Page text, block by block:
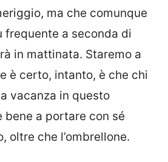
ma che comunque
frequente a seconda di
in mattinata. Staremo a
è certo, intanto, è che chi
vacanza in questo
bene a portare con sé
oltre che l’ombrellone.